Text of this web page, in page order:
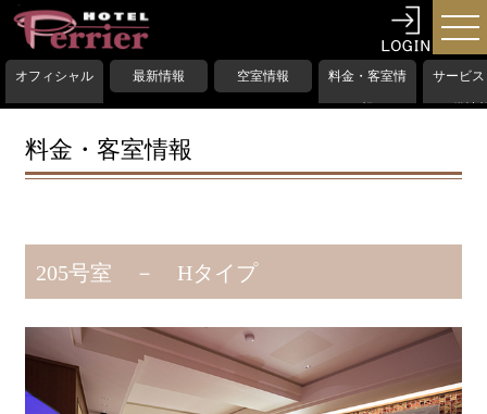
オフィシャル
HP
最新情報 空室情報 料金・客室情
報
サービ
備情
料金・客室情報
205号室 － Hタイプ